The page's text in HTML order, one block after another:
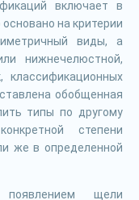
включает в
на критерии
виды, а
нижнечелюстной,
обобщенная
типы по другому
степени
же в определенной
появлением щели